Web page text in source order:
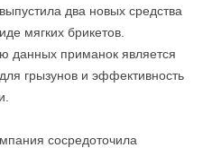
два новых средства
мягких брикетов.
данных приманок является
грызунов и эффективность
сосредоточила